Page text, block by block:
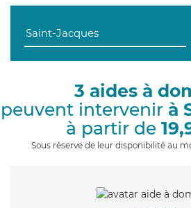
3 aides à
peuvent intervenir à
à partir de
Sous réserve de leur disponibilité au